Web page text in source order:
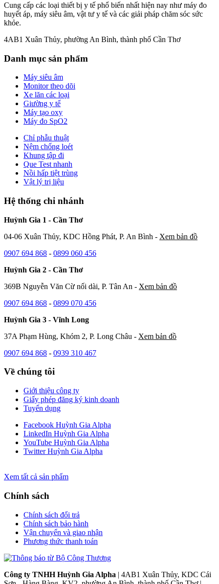
Cung cấp các loại thiết bị y tế phổ biến nhất hiện nay như máy đo
huyết áp, máy siêu âm, vật tư y tế và các giải pháp chăm sóc sức
khỏe.
4AB1 Xuân Thủy, phường An Bình, thành phố Cần Thơ
Danh mục sản phẩm
Máy siêu âm
Monitor theo dõi
Xe lăn các loại
Giường y tế
Máy tạo oxy
Máy đo SpO2
Chỉ phẫu thuật
Nệm chống loét
Khung tập đi
Que Test nhanh
Nồi hấp tiệt trùng
Vật lý trị liệu
Hệ thống chi nhánh
Huỳnh Gia 1 - Cần Thơ
04-06 Xuân Thủy, KDC Hồng Phát, P. An Bình - Xem bản đồ
0907 694 868 - 0899 060 456
Huỳnh Gia 2 - Cần Thơ
369B Nguyễn Văn Cừ nối dài, P. Tân An - Xem bản đồ
0907 694 868 - 0899 070 456
Huỳnh Gia 3 - Vĩnh Long
37A Phạm Hùng, Khóm 2, P. Long Châu - Xem bản đồ
0907 694 868 - 0939 310 467
Về chúng tôi
Giới thiệu công ty
Giấy phép đăng ký kinh doanh
Tuyển dụng
Facebook Huỳnh Gia Alpha
LinkedIn Huỳnh Gia Alpha
YouTube Huỳnh Gia Alpha
Twitter Huỳnh Gia Alpha
Xem tất cả sản phẩm
Chính sách
Chính sách đổi trả
Chính sách bảo hành
Vận chuyển và giao nhận
Phương thức thanh toán
Công ty TNHH Huỳnh Gia Alpha | 4AB1 Xuân Thủy, KDC Cái